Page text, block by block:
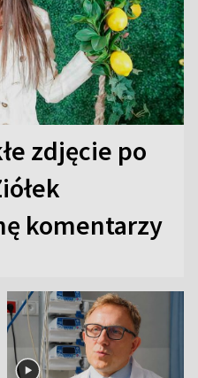
zdjęcie po
komentarzy